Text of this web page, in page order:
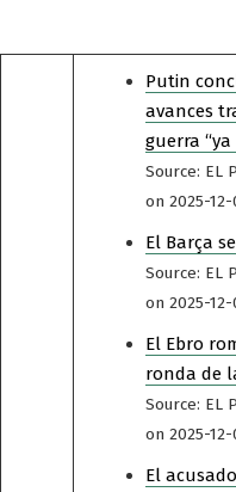
Putin
avances
guerra “ya
Source: EL
on 2025-12-
El Barça
Source: EL
on 2025-12-
El Ebro
ronda de
Source: EL
on 2025-12-
El